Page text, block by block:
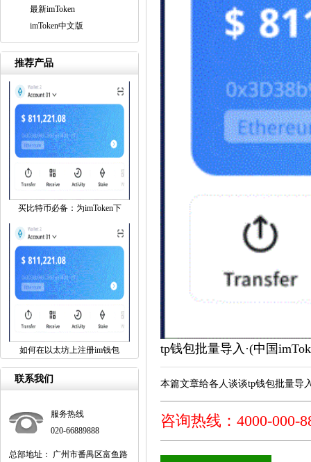
最新imToken
imToken中文版
推荐产品
买比特币必备：为imToken下
如何在以太坊上注册im钱包
联系我们
服务热线
020-66889888
总部地址： 广州市番禺区富鱼路
tp钱包批量导入·(中国
本篇文章给各人谈谈tp钱包批量导
咨询热线：4000-000-